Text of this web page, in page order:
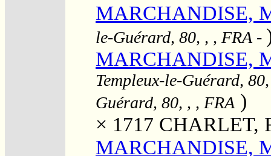
MARCHANDISE,
le-Guérard, 80, , , FRA -
MARCHANDISE,
Templeux-le-Guérard,
Guérard, 80, , , FRA )
× 1717 CHARLET,
MARCHANDISE,